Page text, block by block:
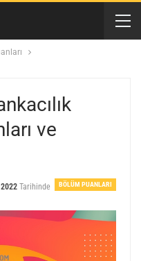
ve
BÖLÜM PUANLARI
Tarihinde